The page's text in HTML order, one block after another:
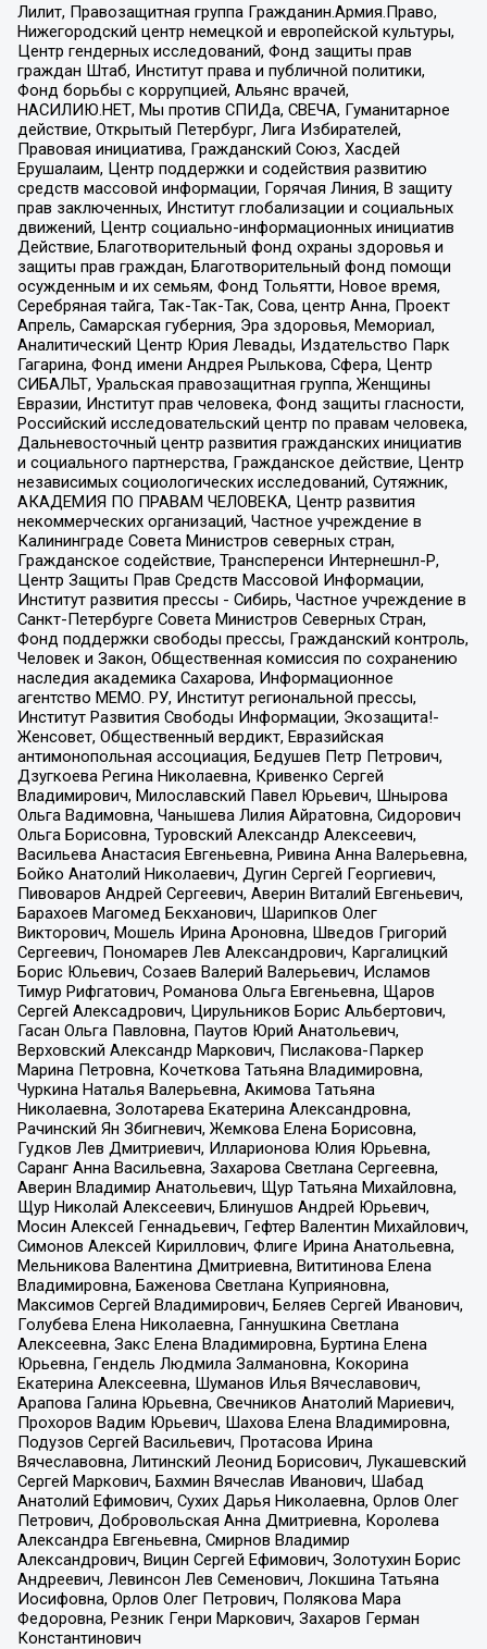
Лилит, Правозащитная группа Гражданин.Армия.Право,
Нижегородский центр немецкой и европейской культуры,
Центр гендерных исследований, Фонд защиты прав
граждан Штаб, Институт права и публичной политики,
Фонд борьбы с коррупцией, Альянс врачей,
НАСИЛИЮ.НЕТ, Мы против СПИДа, СВЕЧА, Гуманитарное
действие, Открытый Петербург, Лига Избирателей,
Правовая инициатива, Гражданский Союз, Хасдей
Ерушалаим, Центр поддержки и содействия развитию
средств массовой информации, Горячая Линия, В защиту
прав заключенных, Институт глобализации и социальных
движений, Центр социально-информационных инициатив
Действие, Благотворительный фонд охраны здоровья и
защиты прав граждан, Благотворительный фонд помощи
осужденным и их семьям, Фонд Тольятти, Новое время,
Серебряная тайга, Так-Так-Так, Сова, центр Анна, Проект
Апрель, Самарская губерния, Эра здоровья, Мемориал,
Аналитический Центр Юрия Левады, Издательство Парк
Гагарина, Фонд имени Андрея Рылькова, Сфера, Центр
СИБАЛЬТ, Уральская правозащитная группа, Женщины
Евразии, Институт прав человека, Фонд защиты гласности,
Российский исследовательский центр по правам человека,
Дальневосточный центр развития гражданских инициатив
и социального партнерства, Гражданское действие, Центр
независимых социологических исследований, Сутяжник,
АКАДЕМИЯ ПО ПРАВАМ ЧЕЛОВЕКА, Центр развития
некоммерческих организаций, Частное учреждение в
Калининграде Совета Министров северных стран,
Гражданское содействие, Трансперенси Интернешнл-Р,
Центр Защиты Прав Средств Массовой Информации,
Институт развития прессы - Сибирь, Частное учреждение в
Санкт-Петербурге Совета Министров Северных Стран,
Фонд поддержки свободы прессы, Гражданский контроль,
Человек и Закон, Общественная комиссия по сохранению
наследия академика Сахарова, Информационное
агентство МЕМО. РУ, Институт региональной прессы,
Институт Развития Свободы Информации, Экозащита!-
Женсовет, Общественный вердикт, Евразийская
антимонопольная ассоциация, Бедушев Петр Петрович,
Дзугкоева Регина Николаевна, Кривенко Сергей
Владимирович, Милославский Павел Юрьевич, Шнырова
Ольга Вадимовна, Чанышева Лилия Айратовна, Сидорович
Ольга Борисовна, Туровский Александр Алексеевич,
Васильева Анастасия Евгеньевна, Ривина Анна Валерьевна,
Бойко Анатолий Николаевич, Дугин Сергей Георгиевич,
Пивоваров Андрей Сергеевич, Аверин Виталий Евгеньевич,
Барахоев Магомед Бекханович, Шарипков Олег
Викторович, Мошель Ирина Ароновна, Шведов Григорий
Сергеевич, Пономарев Лев Александрович, Каргалицкий
Борис Юльевич, Созаев Валерий Валерьевич, Исламов
Тимур Рифгатович, Романова Ольга Евгеньевна, Щаров
Сергей Алексадрович, Цирульников Борис Альбертович,
Гасан Ольга Павловна, Паутов Юрий Анатольевич,
Верховский Александр Маркович, Пислакова-Паркер
Марина Петровна, Кочеткова Татьяна Владимировна,
Чуркина Наталья Валерьевна, Акимова Татьяна
Николаевна, Золотарева Екатерина Александровна,
Рачинский Ян Збигневич, Жемкова Елена Борисовна,
Гудков Лев Дмитриевич, Илларионова Юлия Юрьевна,
Саранг Анна Васильевна, Захарова Светлана Сергеевна,
Аверин Владимир Анатольевич, Щур Татьяна Михайловна,
Щур Николай Алексеевич, Блинушов Андрей Юрьевич,
Мосин Алексей Геннадьевич, Гефтер Валентин Михайлович,
Симонов Алексей Кириллович, Флиге Ирина Анатольевна,
Мельникова Валентина Дмитриевна, Вититинова Елена
Владимировна, Баженова Светлана Куприяновна,
Максимов Сергей Владимирович, Беляев Сергей Иванович,
Голубева Елена Николаевна, Ганнушкина Светлана
Алексеевна, Закс Елена Владимировна, Буртина Елена
Юрьевна, Гендель Людмила Залмановна, Кокорина
Екатерина Алексеевна, Шуманов Илья Вячеславович,
Арапова Галина Юрьевна, Свечников Анатолий Мариевич,
Прохоров Вадим Юрьевич, Шахова Елена Владимировна,
Подузов Сергей Васильевич, Протасова Ирина
Вячеславовна, Литинский Леонид Борисович, Лукашевский
Сергей Маркович, Бахмин Вячеслав Иванович, Шабад
Анатолий Ефимович, Сухих Дарья Николаевна, Орлов Олег
Петрович, Добровольская Анна Дмитриевна, Королева
Александра Евгеньевна, Смирнов Владимир
Александрович, Вицин Сергей Ефимович, Золотухин Борис
Андреевич, Левинсон Лев Семенович, Локшина Татьяна
Иосифовна, Орлов Олег Петрович, Полякова Мара
Федоровна, Резник Генри Маркович, Захаров Герман
Константинович